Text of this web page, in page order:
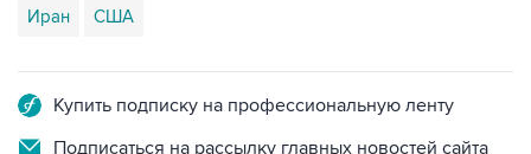
Подписаться на рассылку главных новостей сайта
Получать оперативные новости в официальном